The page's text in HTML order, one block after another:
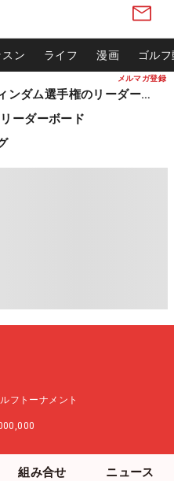
メルマガ登録
スン ライフ 漫画 ゴル
松山英樹ら出場 ウィンダム選手権のリーダーボード
ーダーボード
フトーナメント
組み合せ ニュース